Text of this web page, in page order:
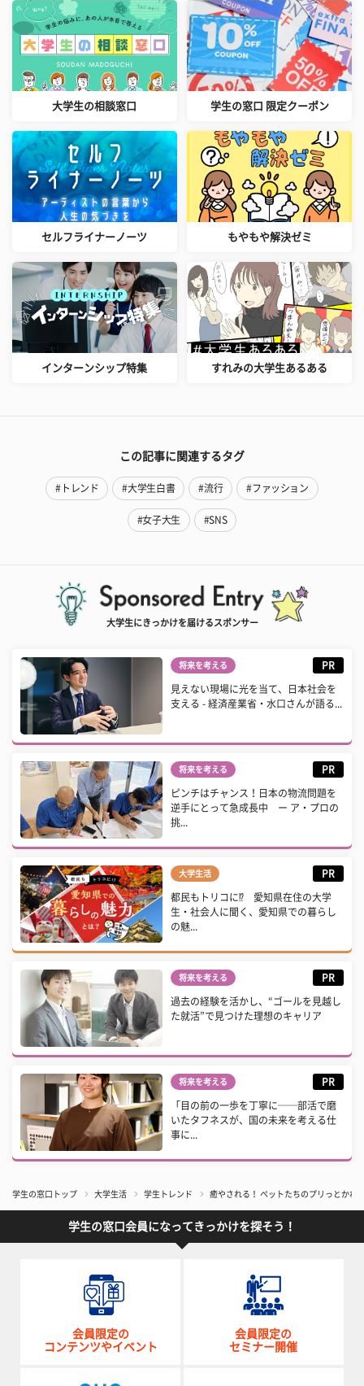
大学生の相談窓口 学生の窓口 限定クーポン
セルフライナーノーツ もやもや解決ゼミ
インターンシップ特集 すれみの大学生あるある
この記事に関連するタグ
#トレンド #大学生白書 #流行 #ファッション
#女子大生 #SNS
大学生にきっかけを届けるスポンサー
将来を考える PR
見えない現場に光を当て、日本社会を
支える - 経済産業省・水口さんが語る...
将来を考える PR
ピンチはチャンス！日本の物流問題を
逆手にとって急成長中 ー ア・プロの
挑...
大学生活 PR
都民もトリコに⁉ 愛知県在住の大学
生・社会人に聞く、愛知県での暮らし
の魅...
将来を考える PR
過去の経験を活かし、“ゴールを見越し
た就活”で見つけた理想のキャリア
将来を考える PR
「目の前の一歩を丁寧に──部活で磨
いたタフネスが、国の未来を考える仕
事に...
学生の窓口トップ 大学生活 学生トレンド 癒やされる！ ペットたちのプリっとかわ
学生の窓口会員になってきっかけを探そう！
会員限定の
コンテンツやイベント
会員限定の
セミナー開催